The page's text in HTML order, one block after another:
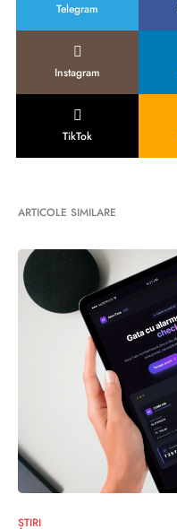
Telegram
Instagram
TikTok
ARTICOLE SIMILARE
ȘTIRI